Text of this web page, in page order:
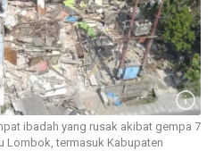
ibadah yang rusak akibat gempa 7
Lombok, termasuk Kabupaten